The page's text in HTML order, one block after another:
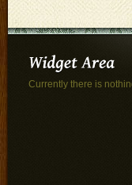
Currently there is